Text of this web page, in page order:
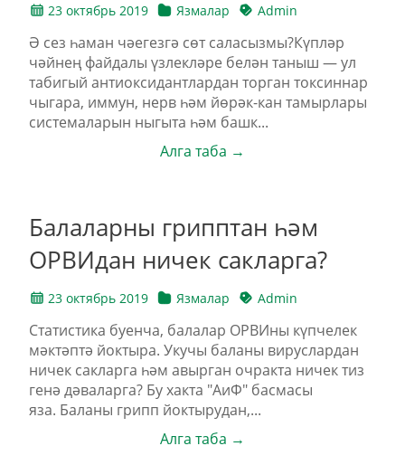
23 октябрь 2019 Язмалар Admin
Ә сез һаман чәегезгә сөт саласызмы?Күпләр
чәйнең файдалы үзлекләре белән таныш — ул
табигый антиоксидантлардан торган токсиннар
чыгара, иммун, нерв һәм йөрәк-кан тамырлары
системаларын ныгыта һәм башк...
Алга таба →
Балаларны грипптан һәм
ОРВИдан ничек сакларга?
23 октябрь 2019 Язмалар Admin
Статистика буенча, балалар ОРВИны күпчелек
мәктәптә йоктыра. Укучы баланы вируслардан
ничек сакларга һәм авырган очракта ничек тиз
генә дәваларга? Бу хакта "АиФ" басмасы
яза. Баланы грипп йоктырудан,...
Алга таба →